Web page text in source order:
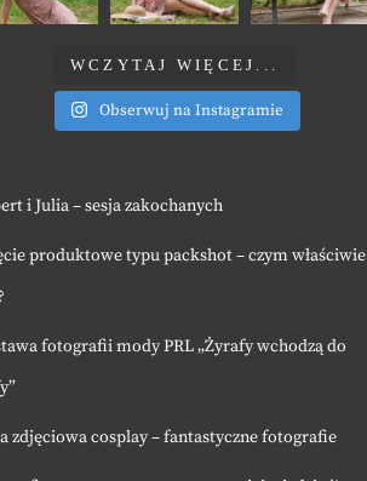
WCZYTAJ WIĘCEJ...
Obserwuj na Instagramie
i Julia – sesja zakochanych
produktowe typu packshot – czym właściwie
fotografii mody PRL „Żyrafy wchodzą do
zdjęciowa cosplay – fantastyczne fotografie